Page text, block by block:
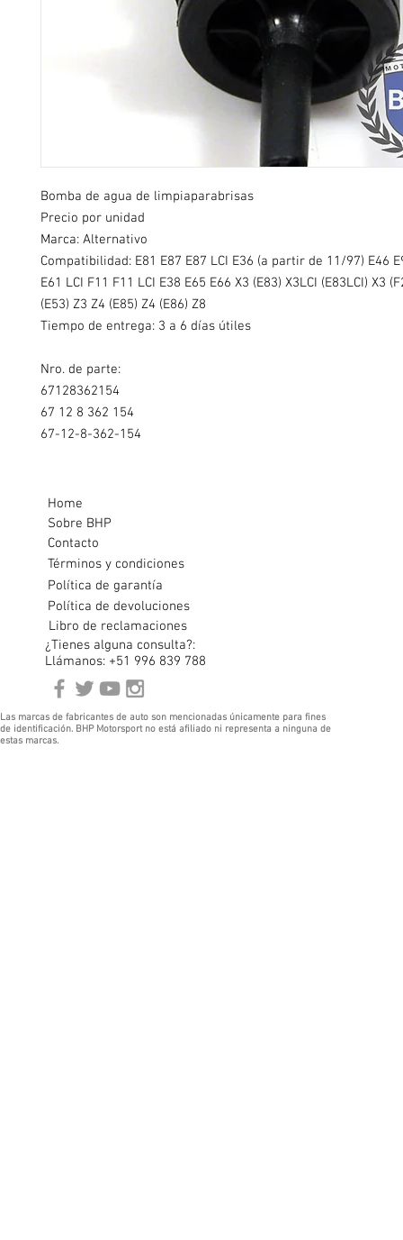
Bomba de agua de limpiaparabrisas
Precio por unidad
Marca: Alternativo
Compatibilidad: E81 E87 E87 LCI E36 (a partir de 11/97) E46
E61 LCI F11 F11 LCI E38 E65 E66 X3 (E83) X3LCI (E83LCI) X3
(E53) Z3 Z4 (E85) Z4 (E86) Z8
Tiempo de entrega: 3 a 6 días útiles
Nro. de parte:
67128362154
67 12 8 362 154
67-12-8-362-154
Home
Sobre BHP
Contacto
Términos y condiciones
Política de garantía
Política de devoluciones
Libro de reclamaciones
¿Tienes alguna consulta?:
Llámanos: +51 996 839 788
Las marcas de fabricantes de auto son mencionadas únicamente para fines
de identificación. BHP Motorsport no está afiliado ni representa a ninguna de
estas marcas.